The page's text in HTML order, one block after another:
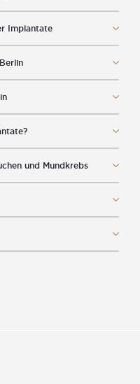
Implantate
und Mundkrebs